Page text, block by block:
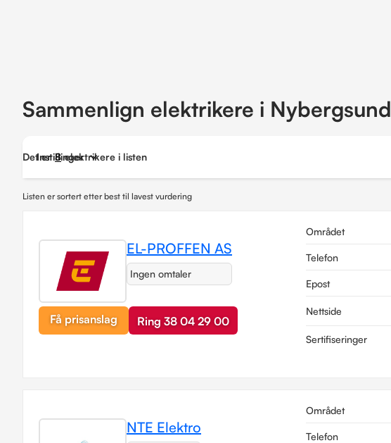
Sammenlign elektrikere i Nybergsund
Det er 8 elektrikere i listen
Instillinger
Listen er sortert etter best til lavest vurdering
EL-PROFFEN AS
Ingen omtaler
Få prisanslag Ring 38 04 29 00
Området
Telefon
Epost
Nettside
Sertifiseringer
NTE Elektro
Området
Telefon